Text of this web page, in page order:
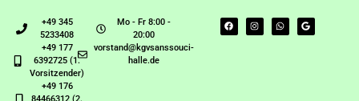
+49 345
5233408
+49 177
6392725 (1.
Vorsitzender)
+49 176
Mo - Fr 8:00 -
20:00
vorstand@kgvsanssouci-
halle.de